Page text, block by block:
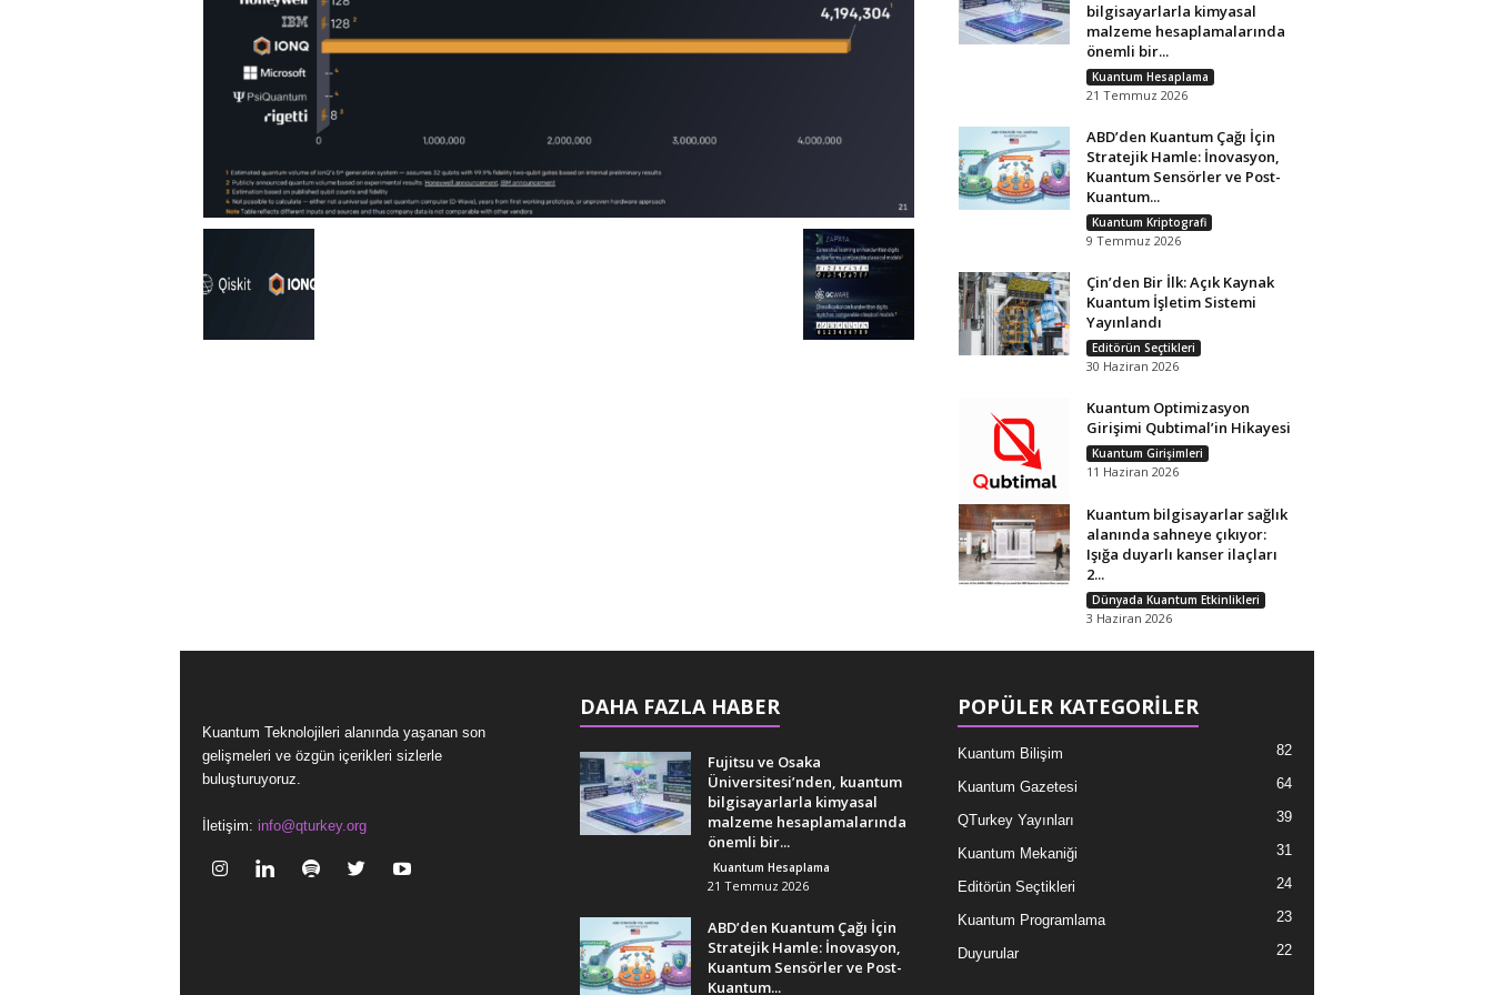
bilgisayarlarla kimyasal
malzeme hesaplamalarında
önemli bir...
Kuantum Hesaplama
21 Temmuz 2026
ABD’den Kuantum Çağı İçin
Stratejik Hamle: İnovasyon,
Kuantum Sensörler ve Post-
Kuantum...
Kuantum Kriptografi
9 Temmuz 2026
Çin’den Bir İlk: Açık Kaynak
Kuantum İşletim Sistemi
Yayınlandı
Editörün Seçtikleri
30 Haziran 2026
Kuantum Optimizasyon
Girişimi Qubtimal’in Hikayesi
Kuantum Girişimleri
11 Haziran 2026
Kuantum bilgisayarlar sağlık
alanında sahneye çıkıyor:
Işığa duyarlı kanser ilaçları
2...
Dünyada Kuantum Etkinlikleri
3 Haziran 2026
Kuantum Teknolojileri alanında yaşanan son
gelişmeleri ve özgün içerikleri sizlerle
buluşturuyoruz.
İletişim: info@qturkey.org
DAHA FAZLA HABER
Fujitsu ve Osaka
Üniversitesi’nden, kuantum
bilgisayarlarla kimyasal
malzeme hesaplamalarında
önemli bir...
Kuantum Hesaplama
21 Temmuz 2026
ABD’den Kuantum Çağı İçin
Stratejik Hamle: İnovasyon,
Kuantum Sensörler ve Post-
Kuantum...
POPÜLER KATEGORİLER
Kuantum Bilişim 82
Kuantum Gazetesi 64
QTurkey Yayınları 39
Kuantum Mekaniği 31
Editörün Seçtikleri 24
Kuantum Programlama 23
Duyurular 22